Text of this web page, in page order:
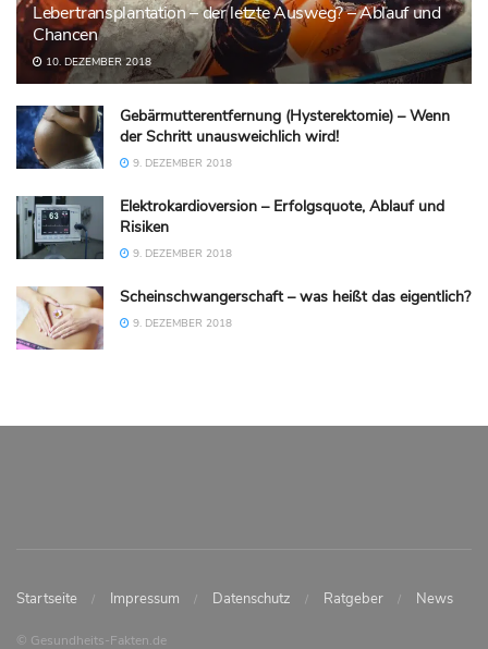
Lebertransplantation – der letzte Ausweg? – Ablauf und
Chancen
10. DEZEMBER 2018
Gebärmutterentfernung (Hysterektomie) – Wenn
der Schritt unausweichlich wird!
9. DEZEMBER 2018
Elektrokardioversion – Erfolgsquote, Ablauf und
Risiken
9. DEZEMBER 2018
Scheinschwangerschaft – was heißt das eigentlich?
9. DEZEMBER 2018
Startseite Impressum Datenschutz Ratgeber News
© Gesundheits-Fakten.de